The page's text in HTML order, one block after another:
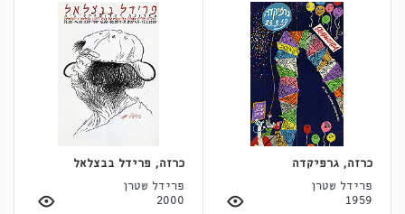
כרזה, גרפיקדה
פרידל שטרן
1959
כרזה, פרידל בבצלאל
פרידל שטרן
2000